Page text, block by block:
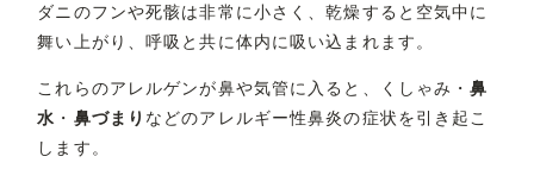
ダニのフンや死骸は非常に小さく、乾燥すると空気中に
舞い上がり、呼吸と共に体内に吸い込まれます。
これらのアレルゲンが鼻や気管に入ると、くしゃみ・鼻
水 ・ 鼻づまり などのアレルギー性鼻炎の症状を引き起こ
します。